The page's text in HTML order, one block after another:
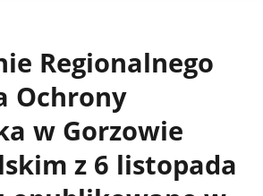
Regionalnego
Ochrony
w Gorzowie
z 6 listopada